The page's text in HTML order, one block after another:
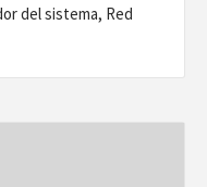
del sistema, Red